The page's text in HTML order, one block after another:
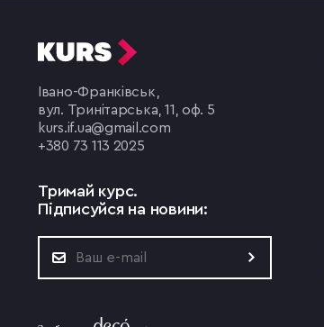
Івано-Франківськ,
вул. Тринітарська, 11, оф. 5
kurs.if.ua@gmail.com
+380 73 113 2025
Тримай курс.
Підписуйся на новини: